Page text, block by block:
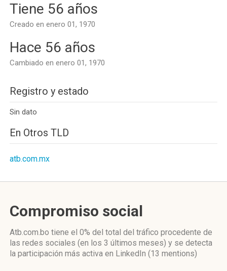
Tiene 56 años
Creado en enero 01, 1970
Hace 56 años
Cambiado en enero 01, 1970
Registro y estado
Sin dato
En Otros TLD
atb.com.mx
Compromiso social
Atb.com.bo tiene el 0% del total del tráfico procedente de
las redes sociales (en los 3 últimos meses) y se detecta
la participación más activa en LinkedIn (13 mentions)